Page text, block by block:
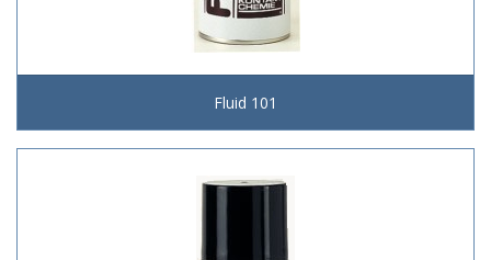
Fluid 101